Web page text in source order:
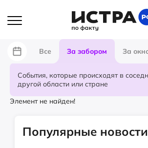
Все За забором За
События, которые происходят в
другой области или стране
Элемент не найден!
Популярные новости